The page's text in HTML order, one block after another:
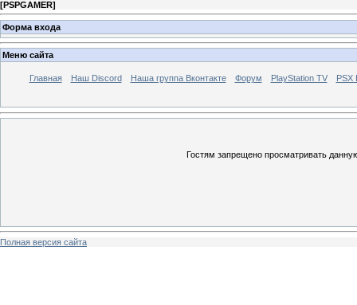
[PSPGAMER]
Форма входа
Меню сайта
Главная Наш Discord Наша группа Вконтакте Форум PlayStation TV PSX
Гостям запрещено просматривать
Полная версия сайта